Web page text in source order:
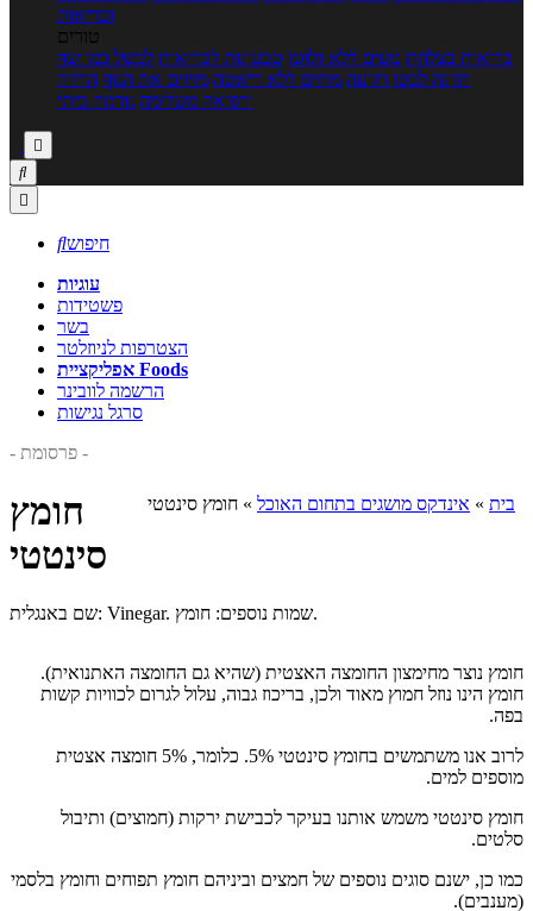
ובריאות
טורים
בריאות בצלחת טעים ללא גלוטן טבעונות לבריאות לבשל כמו שף
תזונה לבטן רגועה מרזים ללא דיאטה מזיזים את הגוף הרזיה
ורפואה משלימה גורמה ביתי



חיפוש
עוגיות
פשטידות
בשר
הצטרפות לניוזלטר
אפליקציית Foods
הרשמה לוובינר
סרגל נגישות
- פרסומת -
בית » אינדקס מושגים בתחום האוכל » חומץ סינטטי
חומץ
סינטטי
שם באנגלית: Vinegar. שמות נוספים: חומץ.
חומץ נוצר מחימצון החומצה האצטית (שהיא גם החומצה האתנואית).
חומץ הינו נוזל חמוץ מאוד ולכן, בריכוז גבוה, עלול לגרום לכוויות קשות
בפה.
לרוב אנו משתמשים בחומץ סינטטי 5%. כלומר, 5% חומצה אצטית
מוספים למים.
חומץ סינטטי משמש אותנו בעיקר לכבישת ירקות (חמוצים) ותיבול
סלטים.
כמו כן, ישנם סוגים נוספים של חמצים וביניהם חומץ תפוחים וחומץ בלסמי
(מענבים).